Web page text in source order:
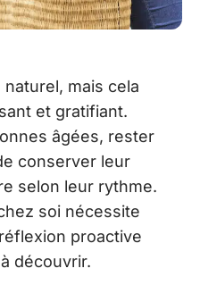
mais cela
et gratifiant.
âgées, rester
conserver leur
selon leur rythme.
soi nécessite
proactive
découvrir.